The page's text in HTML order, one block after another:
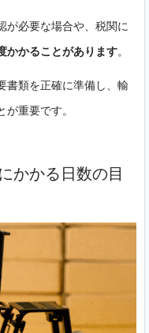
が必要な場合や、税関に
かかることがあります。
書類を正確に準備し、輸
重要です。
かかる日数の目